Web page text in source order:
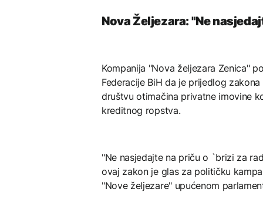
Nova Željezara: "Ne
Kompanija "Nova željezara Zenica"
Federacije BiH da je prijedlog
društvu otimačina privatne imovine
kreditnog ropstva.
"Ne nasjedajte na priču o `brizi za
ovaj zakon je glas za političku
"Nove željezare" upućenom